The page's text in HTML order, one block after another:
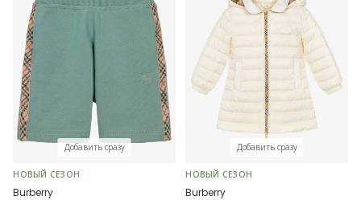
Добавить сразу
НОВЫЙ СЕЗОН
Burberry
Добавить сразу
НОВЫЙ СЕЗОН
Burberry